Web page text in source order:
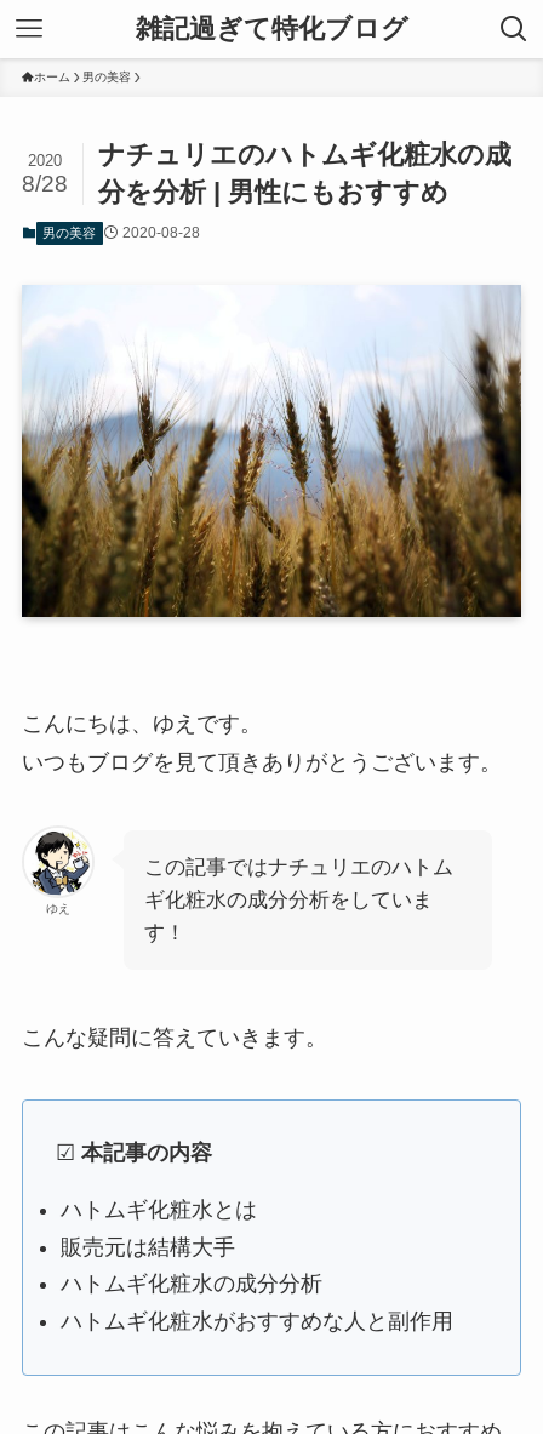
雑記過ぎて特化ブログ
ホーム 男の美容
ナチュリエのハトムギ化粧水の成
分を分析 | 男性にもおすすめ
2020
8/28
男の美容 2020-08-28
こんにちは、ゆえです。
いつもブログを見て頂きありがとうございます。
ゆえ
この記事ではナチュリエのハトム
ギ化粧水の成分分析をしていま
す！
こんな疑問に答えていきます。
☑ 本記事の内容
ハトムギ化粧水とは
販売元は結構大手
ハトムギ化粧水の成分分析
ハトムギ化粧水がおすすめな人と副作用